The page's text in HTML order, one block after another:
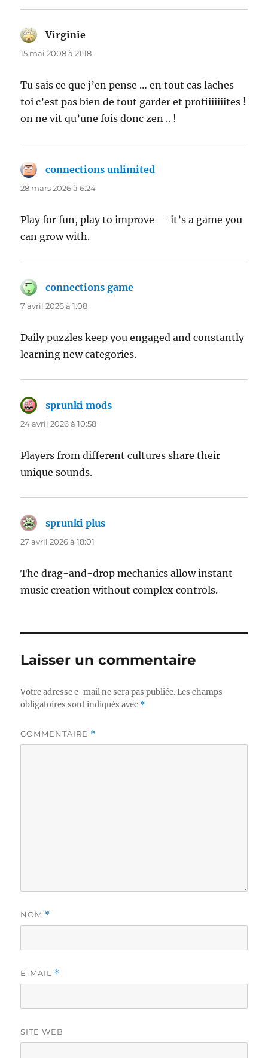
Virginie
15 mai 2008 à 21:18
Tu sais ce que j’en pense … en tout cas laches
toi c’est pas bien de tout garder et profiiiiiiites !
on ne vit qu’une fois donc zen .. !
connections unlimited
28 mars 2026 à 6:24
Play for fun, play to improve — it’s a game you
can grow with.
connections game
7 avril 2026 à 1:08
Daily puzzles keep you engaged and constantly
learning new categories.
sprunki mods
24 avril 2026 à 10:58
Players from different cultures share their
unique sounds.
sprunki plus
27 avril 2026 à 18:01
The drag-and-drop mechanics allow instant
music creation without complex controls.
Laisser un commentaire
Votre adresse e-mail ne sera pas publiée. Les champs
obligatoires sont indiqués avec *
COMMENTAIRE *
NOM *
E-MAIL *
SITE WEB